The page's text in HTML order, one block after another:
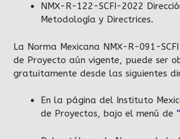
NMX-R-122-SCFI-2022
Metodología y Directrices.
La Norma Mexicana NMX-R-091-
de Proyecto aún vigente, puede ser
gratuitamente desde las siguientes
En la página del Instituto
de Proyectos, bajo el menú de